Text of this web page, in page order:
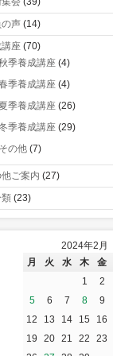
声 (14)
座 (70)
季養成講座 (4)
季養成講座 (4)
夏季養成講座 (26)
季養成講座 (29)
その他 (7)
ご案内 (27)
(23)
2024年2月
月
火 水 木 金
1
2
5
6 7 8 9
12
13 14 15 16
19
20 21 22 23